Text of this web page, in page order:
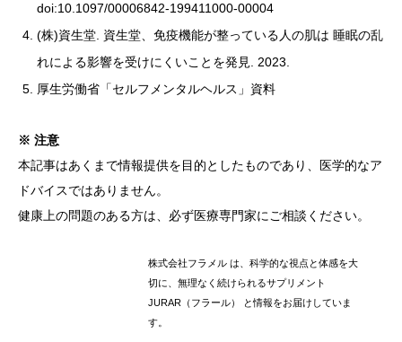
doi:10.1097/00006842-199411000-00004
(株)資生堂. 資生堂、免疫機能が整っている人の肌は 睡眠の乱
れによる影響を受けにくいことを発見. 2023.
厚生労働省「セルフメンタルヘルス」資料
※ 注意
本記事はあくまで情報提供を目的としたものであり、医学的なア
ドバイスではありません。
健康上の問題のある方は、必ず医療専門家にご相談ください。
株式会社フラメル は、科学的な視点と体感を大
切に、無理なく続けられるサプリメント
JURAR（フラール） と情報をお届けしていま
す。